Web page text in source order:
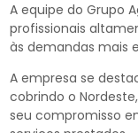
A equipe do Grupo
profissionais
às demandas mais
A empresa se
cobrindo o
seu compromisso